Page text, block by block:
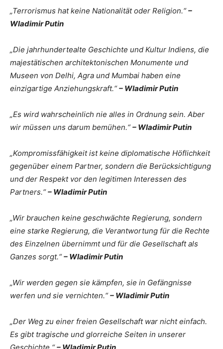
„Terrorismus hat keine Nationalität oder Religion.“–
Wladimir Putin
„Die jahrhundertealte Geschichte und Kultur Indiens, die
majestätischen architektonischen Monumente und
Museen von Delhi, Agra und Mumbai haben eine
einzigartige Anziehungskraft.“– Wladimir Putin
„Es wird wahrscheinlich nie alles in Ordnung sein. Aber
wir müssen uns darum bemühen.“– Wladimir Putin
„Kompromissfähigkeit ist keine diplomatische Höflichkeit
gegenüber einem Partner, sondern die Berücksichtigung
und der Respekt vor den legitimen Interessen des
Partners.“– Wladimir Putin
„Wir brauchen keine geschwächte Regierung, sondern
eine starke Regierung, die Verantwortung für die Rechte
des Einzelnen übernimmt und für die Gesellschaft als
Ganzes sorgt.“– Wladimir Putin
„Wir werden gegen sie kämpfen, sie in Gefängnisse
werfen und sie vernichten.“– Wladimir Putin
„Der Weg zu einer freien Gesellschaft war nicht einfach.
Es gibt tragische und glorreiche Seiten in unserer